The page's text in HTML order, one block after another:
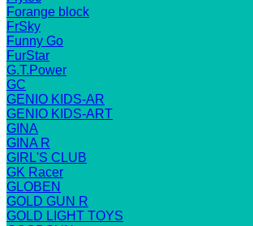
Forange block
FrSky
Funny Go
FurStar
G.T.Power
GC
GENIO KIDS-AR
GENIO KIDS-ART
GINA
GINA R
GIRL'S CLUB
GK Racer
GLOBEN
GOLD GUN R
GOLD LIGHT TOYS